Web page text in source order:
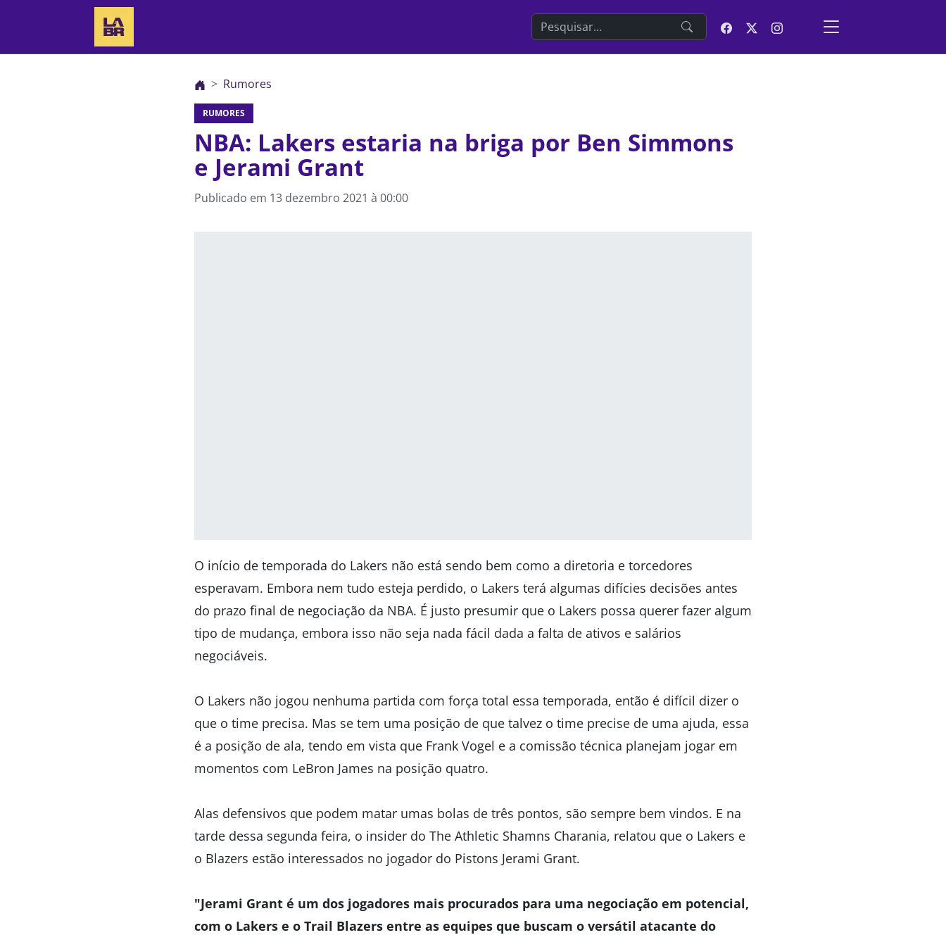
Search the website
Rumores
RUMORES
NBA: Lakers estaria na briga por Ben Simmons
e Jerami Grant
Publicado em 13 dezembro 2021 à 00:00
O início de temporada do Lakers não está sendo bem como a diretoria e torcedores
esperavam. Embora nem tudo esteja perdido, o Lakers terá algumas difícies decisões antes
do prazo final de negociação da NBA. É justo presumir que o Lakers possa querer fazer algum
tipo de mudança, embora isso não seja nada fácil dada a falta de ativos e salários
negociáveis.
O Lakers não jogou nenhuma partida com força total essa temporada, então é difícil dizer o
que o time precisa. Mas se tem uma posição de que talvez o time precise de uma ajuda, essa
é a posição de ala, tendo em vista que Frank Vogel e a comissão técnica planejam jogar em
momentos com LeBron James na posição quatro.
Alas defensivos que podem matar umas bolas de três pontos, são sempre bem vindos. E na
tarde dessa segunda feira, o insider do The Athletic Shamns Charania, relatou que o Lakers e
o Blazers estão interessados no jogador do Pistons Jerami Grant.
"Jerami Grant é um dos jogadores mais procurados para uma negociação em potencial,
com o Lakers e o Trail Blazers entre as equipes que buscam o versátil atacante do